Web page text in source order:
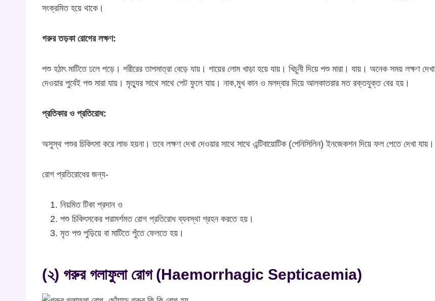
সংক্রমিত হয়ে থাকে।
গরুর তড়কা রোগের লক্ষণ:
পশু হঠাৎ মাটিতে ঢলে পড়ে। শরীরের তাপমাত্রা বেড়ে যায়। গায়ের লোম খাড়া হয়ে যায়। খিচুনী দিয়ে পশু মারা। যায়। অনেক সময় লক্ষণ দেখা
দেওয়ার পুর্বেই পশু মারা যায়। মৃত্যুর সাথে সাথে পেট ফুলে যায়। নাক,মুখ কান ও মলদ্বার দিয়ে আলকাতরার মত রক্তযুক্ত বের হয়।
প্রতিকার ও প্রতিরোধ:
অসুস্থ পশুর চিকিৎসা করে লাভ হয়না। তবে লক্ষণ দেখা দেওয়ার সাথে সাথে এন্টিবায়ােটিক (পেনিসিলিন) ইনজেকশন দিয়ে ফল পেতে দেখা যায়।
রোগ প্রতিরোধের জন্য-
নিয়মিত টিকা প্রদান ও
পশু চিকিৎসকের পরামর্শমত রোগ প্রতিরোধ ব্যবস্থা গ্রহন করতে হয়।
মৃত পশু পুড়িয়ে বা মাটিতে পুঁতে ফেলতে হয়।
(২) গরুর গলাফুলা রোগ (Haemorrhagic Septicaemia)